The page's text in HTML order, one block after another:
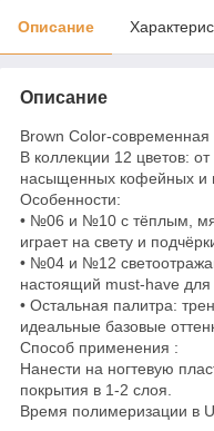
Описание
Описание
Brown Color-современная
В коллекции 12 цветов:
насыщенных кофейных и
Особенности:
• №06 и №10 с тёплым,
играет на свету и
• №04 и №12
настоящий must-have
• Остальная палитра:
идеальные базовые
Способ применения :
Нанести на ногтевую
покрытия в 1-2 слоя.
Время полимеризации в